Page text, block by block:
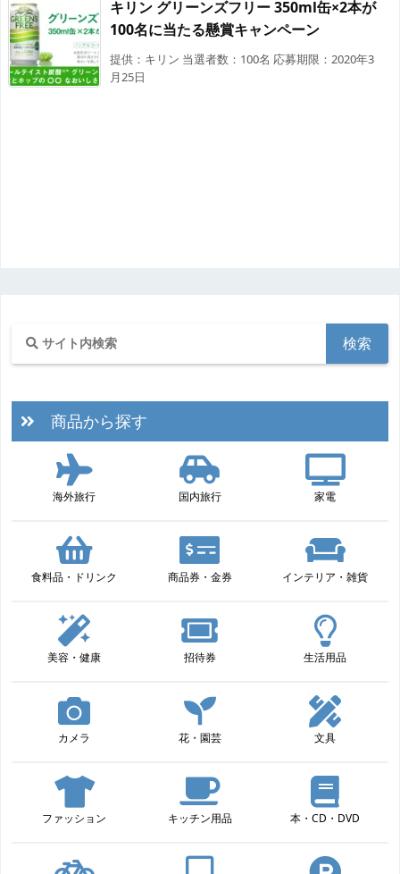
キリン グリーンズフリー 350ml缶×2本が
100名に当たる懸賞キャンペーン
提供：キリン 当選者数：100名 応募期限：2020年3
月25日
商品から探す
海外旅行 国内旅行 家電
食料品・ドリンク 商品券・金券 インテリア・雑貨
美容・健康 招待券 生活用品
カメラ 花・園芸 文具
ファッション キッチン用品 本・CD・DVD